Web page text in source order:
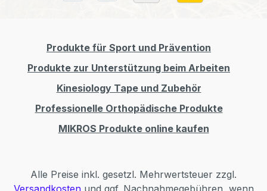
Produkte für Sport und Prävention
Produkte zur Unterstützung beim Arbeiten
Kinesiology Tape und Zubehör
Professionelle Orthopädische Produkte
MIKROS Produkte online kaufen
Alle Preise inkl. gesetzl. Mehrwertsteuer zzgl.
Versandkostenund ggf. Nachnahmegebühren, wenn